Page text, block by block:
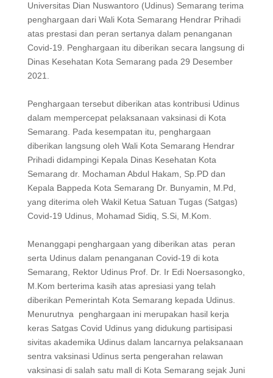
Universitas Dian Nuswantoro (Udinus) Semarang terima
penghargaan dari Wali Kota Semarang Hendrar Prihadi
atas prestasi dan peran sertanya dalam penanganan
Covid-19. Penghargaan itu diberikan secara langsung di
Dinas Kesehatan Kota Semarang pada 29 Desember
2021.
Penghargaan tersebut diberikan atas kontribusi Udinus
dalam mempercepat pelaksanaan vaksinasi di Kota
Semarang. Pada kesempatan itu, penghargaan
diberikan langsung oleh Wali Kota Semarang Hendrar
Prihadi didampingi Kepala Dinas Kesehatan Kota
Semarang dr. Mochaman Abdul Hakam, Sp.PD dan
Kepala Bappeda Kota Semarang Dr. Bunyamin, M.Pd,
yang diterima oleh Wakil Ketua Satuan Tugas (Satgas)
Covid-19 Udinus, Mohamad Sidiq, S.Si, M.Kom.
Menanggapi penghargaan yang diberikan atas peran
serta Udinus dalam penanganan Covid-19 di kota
Semarang, Rektor Udinus Prof. Dr. Ir Edi Noersasongko,
M.Kom berterima kasih atas apresiasi yang telah
diberikan Pemerintah Kota Semarang kepada Udinus.
Menurutnya penghargaan ini merupakan hasil kerja
keras Satgas Covid Udinus yang didukung partisipasi
sivitas akademika Udinus dalam lancarnya pelaksanaan
sentra vaksinasi Udinus serta pengerahan relawan
vaksinasi di salah satu mall di Kota Semarang sejak Juni